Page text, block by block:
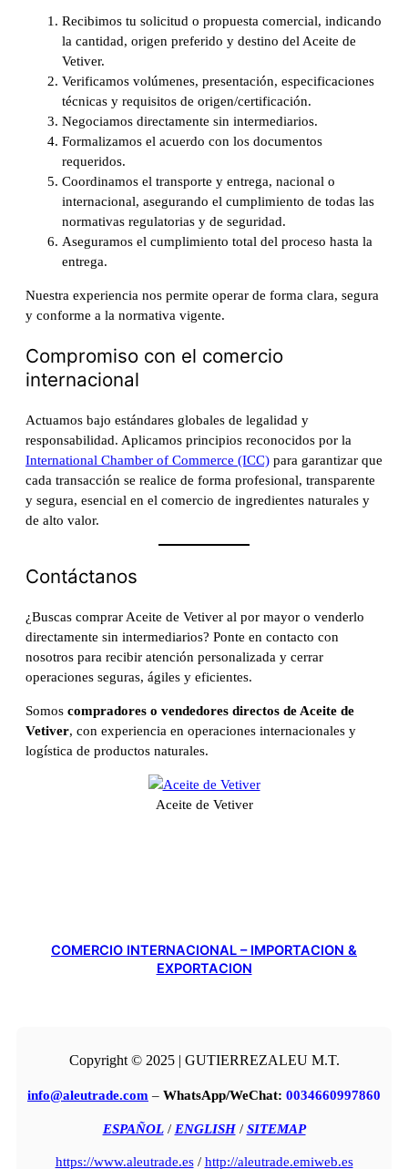
Recibimos tu solicitud o propuesta comercial, indicando
la cantidad, origen preferido y destino del Aceite de
Vetiver.
Verificamos volúmenes, presentación, especificaciones
técnicas y requisitos de origen/certificación.
Negociamos directamente sin intermediarios.
Formalizamos el acuerdo con los documentos
requeridos.
Coordinamos el transporte y entrega, nacional o
internacional, asegurando el cumplimiento de todas las
normativas regulatorias y de seguridad.
Aseguramos el cumplimiento total del proceso hasta la
entrega.
Nuestra experiencia nos permite operar de forma clara, segura
y conforme a la normativa vigente.
Compromiso con el comercio
internacional
Actuamos bajo estándares globales de legalidad y
responsabilidad. Aplicamos principios reconocidos por la
International Chamber of Commerce (ICC) para garantizar que
cada transacción se realice de forma profesional, transparente
y segura, esencial en el comercio de ingredientes naturales y
de alto valor.
Contáctanos
¿Buscas comprar Aceite de Vetiver al por mayor o venderlo
directamente sin intermediarios? Ponte en contacto con
nosotros para recibir atención personalizada y cerrar
operaciones seguras, ágiles y eficientes.
Somos compradores o vendedores directos de Aceite de
Vetiver, con experiencia en operaciones internacionales y
logística de productos naturales.
Aceite de Vetiver
COMERCIO INTERNACIONAL – IMPORTACION &
EXPORTACION
Copyright © 2025 | GUTIERREZALEU M.T.
info@aleutrade.com – WhatsApp/WeChat: 0034660997860
ESPAÑOL/ ENGLISH/ SITEMAP
https://www.aleutrade.es/ http://aleutrade.emiweb.es